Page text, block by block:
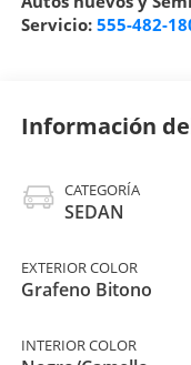
Servicio: 555-482-
Información
CATEGORÍA
SEDAN
EXTERIOR COLOR
Grafeno Bitono
INTERIOR COLOR